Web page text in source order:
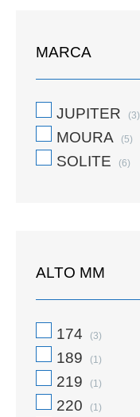
MARCA
JUPITER (3)
MOURA (5)
SOLITE (6)
ALTO MM
174 (3)
189 (1)
219 (1)
220 (1)